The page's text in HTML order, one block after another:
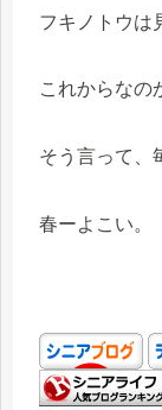
フキノトウは
これからなの
そう言って、
春ーよこい。